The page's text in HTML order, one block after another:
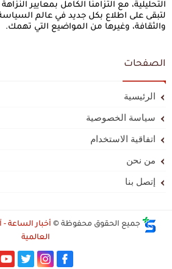
التحليلية، مع التزامنا الكامل بمعايير
لتبقى على اطلاع بكل جديد في عالم السياسة،
والثقافة، وغيرها من المواضيع التي تهمك.
الصفحات
الرئيسية
سياسة الخصوصية
اتفاقية الاستخدام
من نحن
إتصل بنا
جميع الحقوق محفوظة © أخبار الساعة -
العالمية